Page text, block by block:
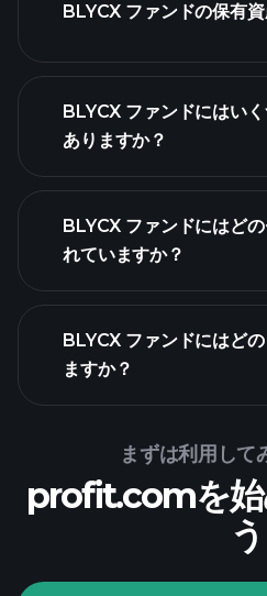
BLYCX ファンドの保有
BLYCX ファンドにはい
ありますか？
資産
BLYCX ファンドにはど
れていますか？
BLYCX ファンドにはど
ますか？
まずは利用して
profit.comを始
う